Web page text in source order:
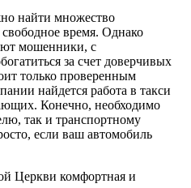
найти множество
время. Однако
мошенники, с
за счет доверчивых
только проверенным
найдется работа в такси
Конечно, необходимо
так и транспортному
если ваш автомобиль
Церкви комфортная и